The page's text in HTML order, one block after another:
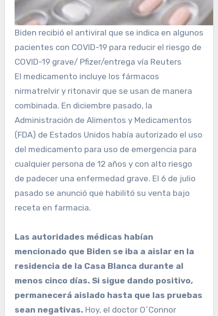
Biden recibió el antiviral que se indica en algunos
pacientes con COVID-19 para reducir el riesgo de
COVID-19 grave/ Pfizer/entrega vía Reuters
El medicamento incluye los fármacos
nirmatrelvir y ritonavir que se usan de manera
combinada. En diciembre pasado, la
Administración de Alimentos y Medicamentos
(FDA) de Estados Unidos había autorizado el uso
del medicamento para uso de emergencia para
cualquier persona de 12 años y con alto riesgo
de padecer una enfermedad grave. El 6 de julio
pasado se anunció que habilitó su venta bajo
receta en farmacia.
Las autoridades médicas habían
mencionado que Biden se iba a aislar en la
residencia de la Casa Blanca durante al
menos cinco días. Si sigue dando positivo,
permanecerá aislado hasta que las pruebas
sean negativas. Hoy, el doctor O´Connor